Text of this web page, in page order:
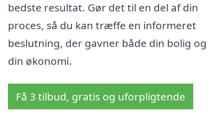
bedste resultat. Gør det til en del af din
proces, så du kan træffe en informeret
beslutning, der gavner både din bolig og
din økonomi.
Få 3 tilbud, gratis og uforpligtende